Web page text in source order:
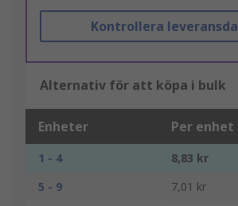
Kontrollera
Alternativ för att köpa i bulk
Enheter Per enhet
1 - 4
8,83 kr
5 - 9
7,01 kr